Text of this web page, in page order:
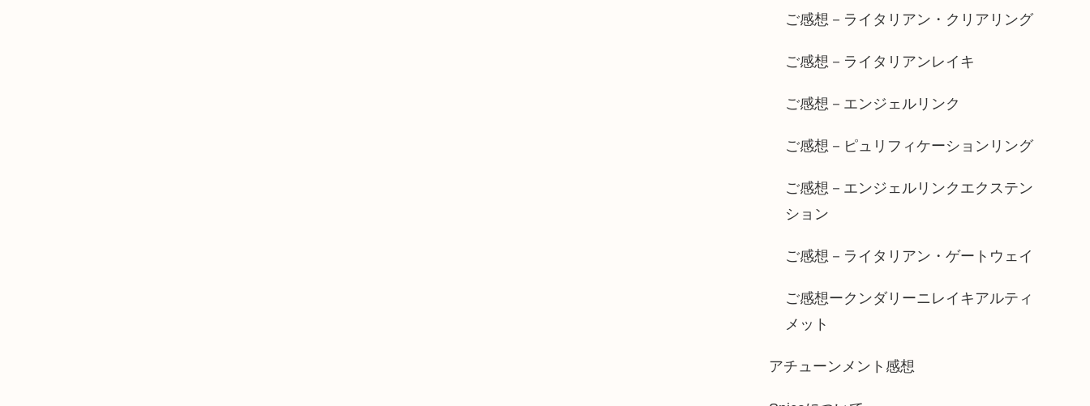
ご感想－ライタリアン・クリアリング
ご感想－ライタリアンレイキ
ご感想－エンジェルリンク
ご感想－ピュリフィケーションリング
ご感想－エンジェルリンクエクステン
ション
ご感想－ライタリアン・ゲートウェイ
ご感想ークンダリーニレイキアルティ
メット
アチューンメント感想